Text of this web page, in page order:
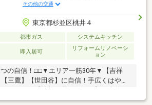
その他の交通
東京都杉並区桃井４
都市ガス システムキッチン
即入居可
リフォームリノベーシ
ョン
の自信！□□▼エリア一筋30年▼【吉祥
三鷹】【世田谷】に自信！手広くはやり
っかり連携しています。▼ぜんぶ、住む